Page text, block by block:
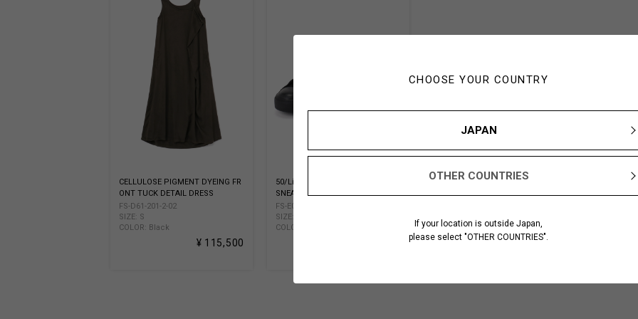
CHOOSE YOUR COUNTRY
JAPAN
OTHER COUNTRIES
If your location is outside Japan,
please select "OTHER COUNTRIES".
CELLULOSE PIGMENT DYEING FR
ONT TUCK DETAIL DRESS
FS-D61-201-2-02
SIZE: S
COLOR: Black
¥ 115,500
50/Li CLOTH FLYFRONT LOW-CUT
SNEAKERS
FS-E03-309-1-05
SIZE: 24.5
COLOR: Black